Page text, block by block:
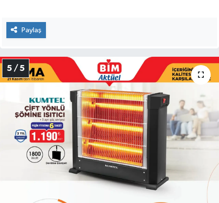
Paylaş
5 / 5